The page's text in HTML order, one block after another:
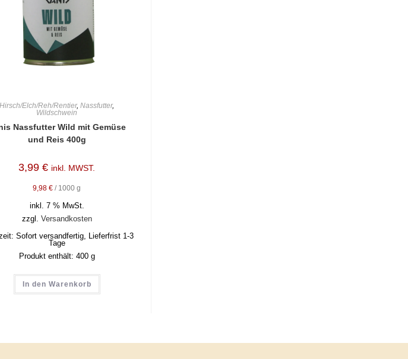
Hirsch/Elch/Reh/Rentier,Nassfutter,
Wildschwein
Nassfutter Wild mit Gemüse
und Reis 400g
3,99€ inkl. MWST.
9,98€ / 1000 g
inkl. 7 % MwSt.
zzgl. Versandkosten
Sofort versandfertig, Lieferfrist 1-3
Tage
Produkt enthält: 400 g
In den Warenkorb